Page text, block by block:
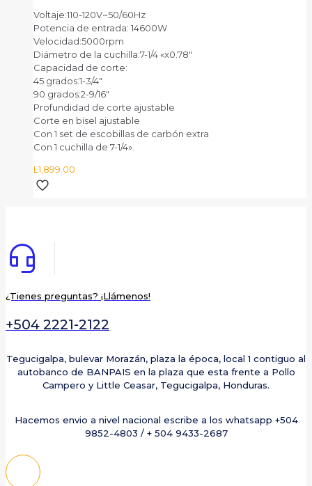
Voltaje:110-120V~50/60Hz
Potencia de entrada: 14600W
Velocidad:5000rpm
Diámetro de la cuchilla:7-1/4 «x0.78″
Capacidad de corte:
45 grados:1-3/4″
90 grados:2-9/16″
Profundidad de corte ajustable
Corte en bisel ajustable
Con 1 set de escobillas de carbón extra
Con 1 cuchilla de 7-1/4».
L1,899.00
¿Tienes preguntas? ¡Llámenos!
+504 2221-2122
Tegucigalpa, bulevar Morazán, plaza la época, local 1 contiguo al
autobanco de BANPAIS en la plaza que esta frente a Pollo
Campero y Little Ceasar, Tegucigalpa, Honduras.
Hacemos envio a nivel nacional escribe a los whatsapp +504
9852-4803 / + 504 9433-2687